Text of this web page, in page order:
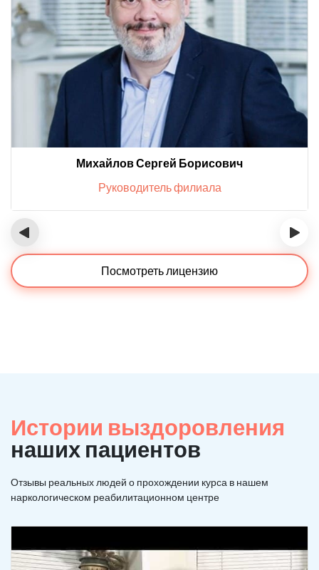
Михайлов Сергей Борисович
Руководитель филиала
‹ ›
Посмотреть лицензию
Истории выздоровления
наших пациентов
Отзывы реальных людей о прохождении курса в нашем
наркологическом реабилитационном центре